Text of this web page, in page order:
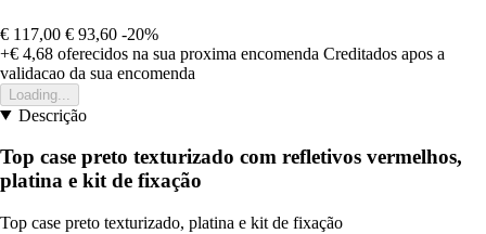
€ 117,00 € 93,60 -20%
+€ 4,68 oferecidos na sua proxima encomenda Creditados apos a
validacao da sua encomenda
Loading...
Descrição
Top case preto texturizado com refletivos vermelhos,
platina e kit de fixação
Top case preto texturizado, platina e kit de fixação